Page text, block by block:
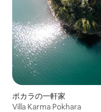
ポカラの一軒家
Villa Karma Pokhara